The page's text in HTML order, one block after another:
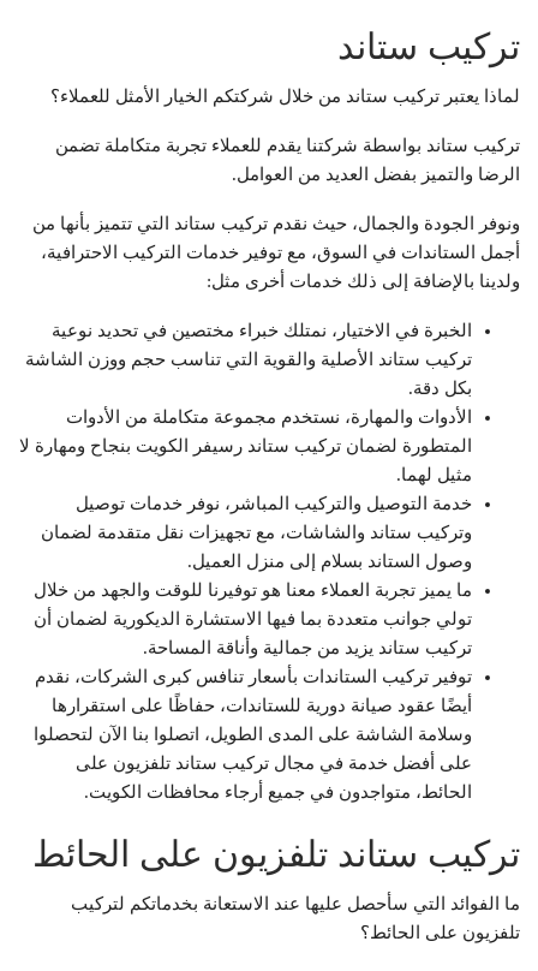
تركيب ستاند
لماذا يعتبر تركيب ستاند من خلال شركتكم الخيار الأمثل للعملاء؟
تركيب ستاند بواسطة شركتنا يقدم للعملاء تجربة متكاملة تضمن
الرضا والتميز بفضل العديد من العوامل.
ونوفر الجودة والجمال، حيث نقدم تركيب ستاند التي تتميز بأنها من
أجمل الستاندات في السوق، مع توفير خدمات التركيب الاحترافية،
ولدينا بالإضافة إلى ذلك خدمات أخرى مثل:
الخبرة في الاختيار، نمتلك خبراء مختصين في تحديد نوعية
تركيب ستاند الأصلية والقوية التي تناسب حجم ووزن الشاشة
بكل دقة.
الأدوات والمهارة، نستخدم مجموعة متكاملة من الأدوات
المتطورة لضمان تركيب ستاند رسيفر الكويت بنجاح ومهارة لا
مثيل لهما.
خدمة التوصيل والتركيب المباشر، نوفر خدمات توصيل
وتركيب ستاند والشاشات، مع تجهيزات نقل متقدمة لضمان
وصول الستاند بسلام إلى منزل العميل.
ما يميز تجربة العملاء معنا هو توفيرنا للوقت والجهد من خلال
تولي جوانب متعددة بما فيها الاستشارة الديكورية لضمان أن
تركيب ستاند يزيد من جمالية وأناقة المساحة.
توفير تركيب الستاندات بأسعار تنافس كبرى الشركات، نقدم
أيضًا عقود صيانة دورية للستاندات، حفاظًا على استقرارها
وسلامة الشاشة على المدى الطويل، اتصلوا بنا الآن لتحصلوا
على أفضل خدمة في مجال تركيب ستاند تلفزيون على
الحائط، متواجدون في جميع أرجاء محافظات الكويت.
تركيب ستاند تلفزيون على الحائط
ما الفوائد التي سأحصل عليها عند الاستعانة بخدماتكم لتركيب
تلفزيون على الحائط؟